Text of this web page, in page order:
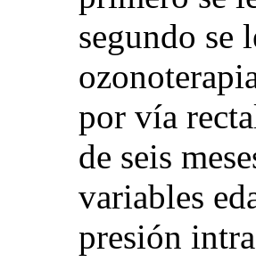
segundo se
por vía
de seis
variables
presión